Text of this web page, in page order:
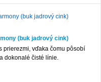
(buk jadrový cink)
prierezmi, vďaka čomu pôsobí
dokonalé čisté línie.